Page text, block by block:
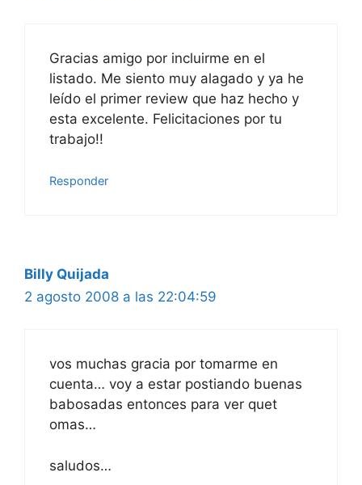
Gracias amigo por incluirme en el
listado. Me siento muy alagado y ya he
leído el primer review que haz hecho y
esta excelente. Felicitaciones por tu
trabajo!!
Responder
Billy Quijada
2 agosto 2008 a las 22:04:59
vos muchas gracia por tomarme en
cuenta… voy a estar postiando buenas
babosadas entonces para ver quet
omas…
saludos…